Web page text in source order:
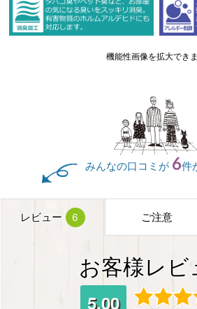
機能性画像を拡大でき
みんなの口コミが 6件
レビュー 6 ご注意
お客様レビ
5.00